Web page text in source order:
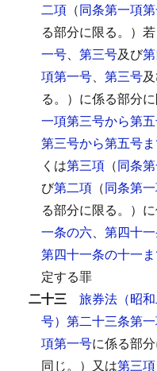
二項 （同条第一項
る部分に限る。）
一号、 第三号及び
項第一号、 第三号
る。）に係る部分に
一項第三号から第
第三号から第五号
くは第三項 （同条
び第二項 （同条第
る部分に限る。）
一条の六、 第四十
第四十一条の十一
定する罪
二十三 旅券法（昭
号）第二十三条第
項第一号に係る部
同じ。）又は第三項